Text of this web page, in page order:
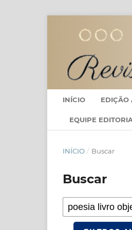
INÍCIO EDIÇÃO
EQUIPE
INÍCIO / Buscar
Buscar